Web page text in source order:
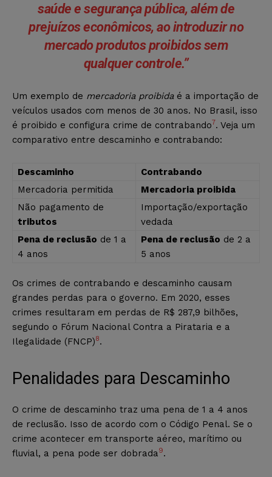
saúde e segurança pública, além de
prejuízos econômicos, ao introduzir no
mercado produtos proibidos sem
qualquer controle.”
Um exemplo de mercadoria proibidaé a importação de
veículos usados com menos de 30 anos. No Brasil, isso
é proibido e configura crime de contrabando7. Veja um
comparativo entre descaminho e contrabando:
Descaminho
Contrabando
Mercadoria permitida
Mercadoria proibida
Não pagamento de
tributos
Importação/exportação
vedada
Pena de reclusão de 1 a
4 anos
Pena de reclusão de 2 a
5 anos
Os crimes de contrabando e descaminho causam
grandes perdas para o governo. Em 2020, esses
crimes resultaram em perdas de R$ 287,9 bilhões,
segundo o Fórum Nacional Contra a Pirataria e a
Ilegalidade (FNCP)8.
Penalidades para Descaminho
O crime de descaminho traz uma pena de 1 a 4 anos
de reclusão. Isso de acordo com o Código Penal. Se o
crime acontecer em transporte aéreo, marítimo ou
fluvial, a pena pode ser dobrada 9.